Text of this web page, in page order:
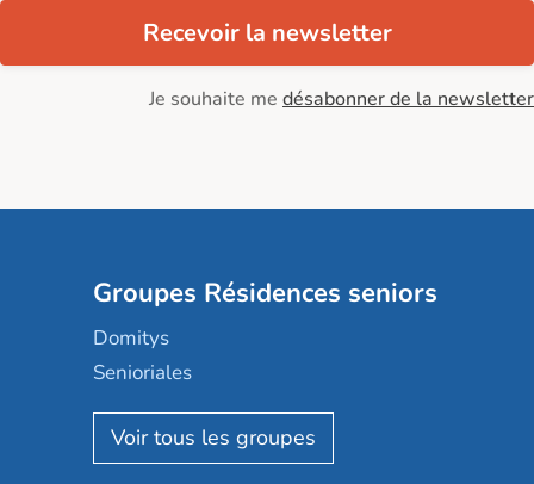
Recevoir la newsletter
Je souhaite me désabonner de la newsletter
Groupes Résidences seniors
Domitys
Senioriales
Nohée
Les Résidentiels